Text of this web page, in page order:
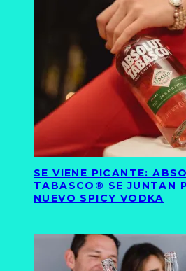
SE VIENE PICANTE:
TABASCO® SE JUNTAN
NUEVO SPICY VODKA